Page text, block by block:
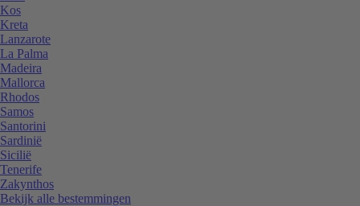
Kos
Kreta
Lanzarote
La Palma
Madeira
Mallorca
Rhodos
Samos
Santorini
Sardinië
Sicilië
Tenerife
Zakynthos
Bekijk alle bestemmingen